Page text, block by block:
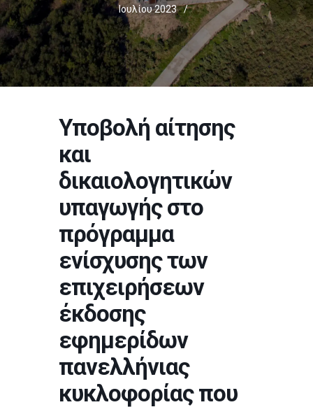
Ιουλίου 2023
/
Υποβολή αίτησης
και
δικαιολογητικών
υπαγωγής στο
πρόγραμμα
ενίσχυσης των
επιχειρήσεων
έκδοσης
εφημερίδων
πανελλήνιας
κυκλοφορίας που